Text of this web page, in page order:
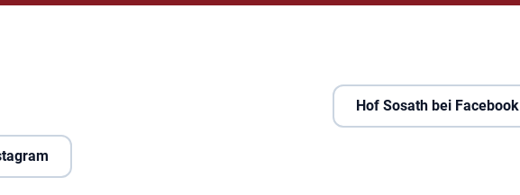
Hof Sosath bei Facebook